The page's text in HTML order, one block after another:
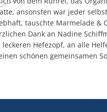
ansonsten war jeder
tauschte Marmelade &
Dank an Nadine
Hefezopf, an alle
schönen gemeinsamen